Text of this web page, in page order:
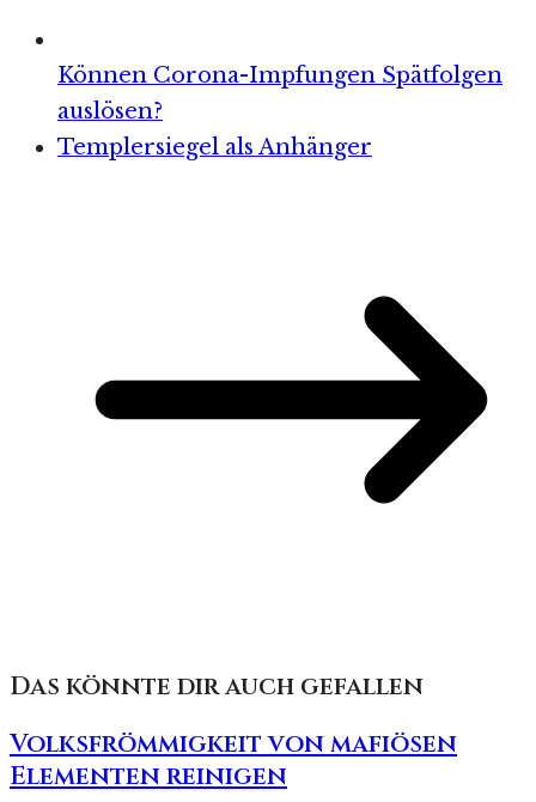
Können Corona-Impfungen Spätfolgen
auslösen?
Templersiegel als Anhänger
Das könnte dir auch gefallen
Volksfrömmigkeit von mafiösen
Elementen reinigen